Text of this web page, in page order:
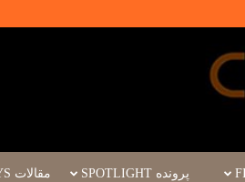
پرونده SPOTLIGHT مقالات ESSAYS